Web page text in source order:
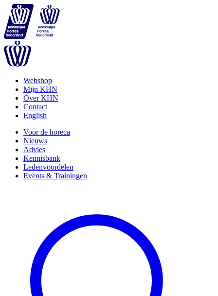
Webshop
Mijn KHN
Over KHN
Contact
English
Voor de horeca
Nieuws
Advies
Kennisbank
Ledenvoordelen
Events & Trainingen